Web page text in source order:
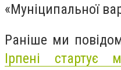
«Муніципальної
Раніше ми
Ірпені стартує